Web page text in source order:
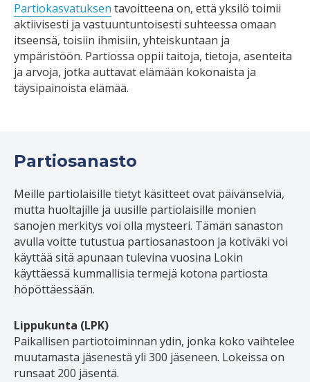
Partiokasvatuksen tavoitteena on, että yksilö toimii
aktiivisesti ja vastuuntuntoisesti suhteessa omaan
itseensä, toisiin ihmisiin, yhteiskuntaan ja
ympäristöön. Partiossa oppii taitoja, tietoja, asenteita
ja arvoja, jotka auttavat elämään kokonaista ja
täysipainoista elämää.
Partiosanasto
Meille partiolaisille tietyt käsitteet ovat päivänselviä,
mutta huoltajille ja uusille partiolaisille monien
sanojen merkitys voi olla mysteeri. Tämän sanaston
avulla voitte tutustua partiosanastoon ja kotiväki voi
käyttää sitä apunaan tulevina vuosina Lokin
käyttäessä kummallisia termejä kotona partiosta
höpöttäessään.
Lippukunta (LPK)
Paikallisen partiotoiminnan ydin, jonka koko vaihtelee
muutamasta jäsenestä yli 300 jäseneen. Lokeissa on
runsaat 200 jäsentä.